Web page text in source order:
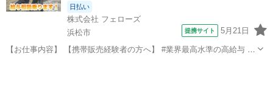
日払い
株式会社 フェローズ
浜松市
提携サイト 5月21日
【お仕事内容】 【携帯販売経験者の方へ】 #業界最高水準の高給与 #